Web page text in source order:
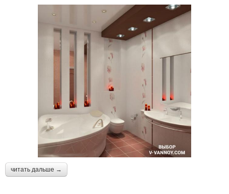
читать дальше →